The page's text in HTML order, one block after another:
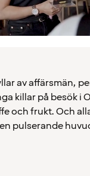
av affärsmän,
killar på besök i
och frukt. Och
pulserande